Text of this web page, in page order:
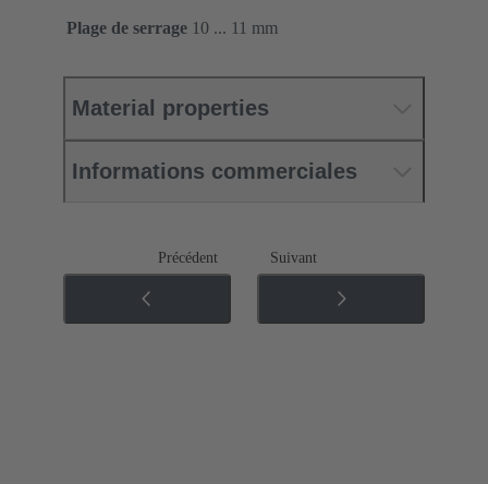
Plage de serrage 10 ... 11 mm
Material properties
Informations commerciales
Précédent Suivant